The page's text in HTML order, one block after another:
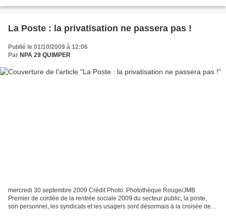
La Poste : la privatisation ne passera pas !
Publié le 01/10/2009 à 12:06
Par NPA 29 QUIMPER
mercredi 30 septembre 2009 Crédit Photo: Photothèque Rouge/JMB
Premier de cordée de la rentrée sociale 2009 du secteur public, la poste,
son personnel, les syndicats et les usagers sont désormais à la croisée des